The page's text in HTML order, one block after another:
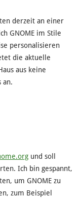
derzeit an einer
GNOME im Stile
personalisieren
die aktuelle
aus keine
an.
und soll
Ich bin gespannt,
um GNOME zu
zum Beispiel